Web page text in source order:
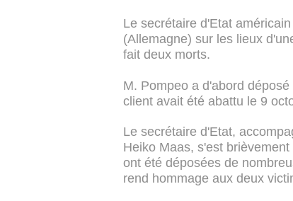
Le secrétaire d'Etat
(Allemagne) sur les lieux
fait deux morts.
M. Pompeo a d'abord
client avait été abattu le 9
Le secrétaire d'Etat,
Heiko Maas, s'est
ont été déposées de
rend hommage aux deux